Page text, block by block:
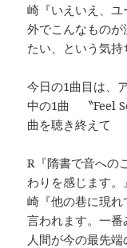
崎『いえいえ、
外でこんなもの
たい、という気持
今日の1曲目は、
中の1曲 〝Feel
曲を聴き終えて
R『隋書で音への
わりを感じます。』
崎『他の巷に現
言われます。一
人間が今の最先